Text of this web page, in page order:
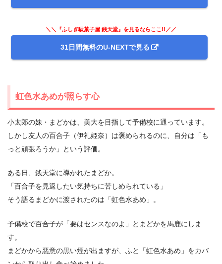
＼＼『ふしぎ駄菓子屋 銭天堂』を見るならここ!!／／
31日間無料のU-NEXTで見る
虹色水あめが照らす心
小太郎の妹・まどかは、美大を目指して予備校に通っています。
しかし友人の百合子（伊礼姫奈）は褒められるのに、自分は「も
っと頑張ろうか」という評価。
ある日、銭天堂に導かれたまどか。
「百合子を見返したい気持ちに苦しめられている」
そう語るまどかに渡されたのは「虹色水あめ」。
予備校で百合子が「要はセンスなのよ」とまどかを馬鹿にしま
す。
まどかから悪意の黒い煙が出ますが、ふと「虹色水あめ」をカバ